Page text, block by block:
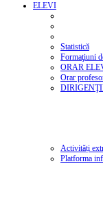
ELEVI
Statistică
Formaţiuni
ORAR
Orar
Activități
Platforma